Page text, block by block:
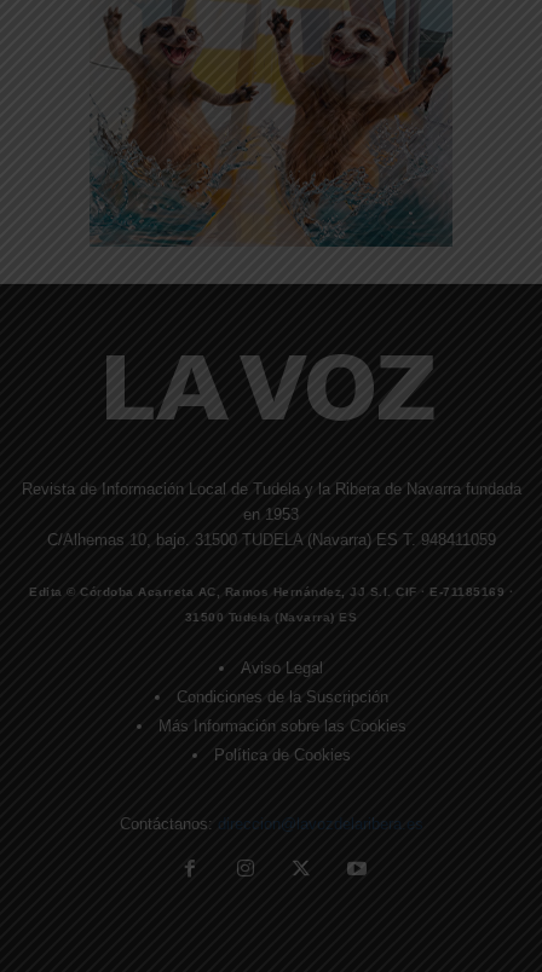
Revista de Información Local de Tudela y la Ribera de Navarra fundada
en 1953
C/Alhemas 10, bajo. 31500 TUDELA (Navarra) ES T. 948411059
Edita © Córdoba Acarreta AC, Ramos Hernández, JJ S.I. CIF · E-71185169 ·
31500 Tudela (Navarra) ES
Aviso Legal
Condiciones de la Suscripción
Más Información sobre las Cookies
Política de Cookies
Contáctanos: direccion@lavozdelaribera.es